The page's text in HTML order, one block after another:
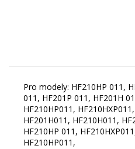
Pro modely: HF210HP 011,
011, HF201P 011, HF201H
HF210HP011,
HF201H011, HF210H011,
HF210HP 011,
HF210HP011,